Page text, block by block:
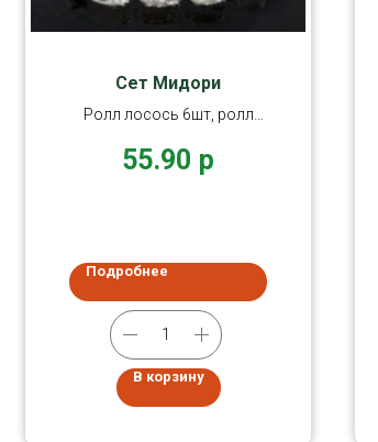
Сет Мидори
Ролл лосось 6шт, ролл
6шт, фреш 4шт.
55.90 р
Подробнее
В корзину